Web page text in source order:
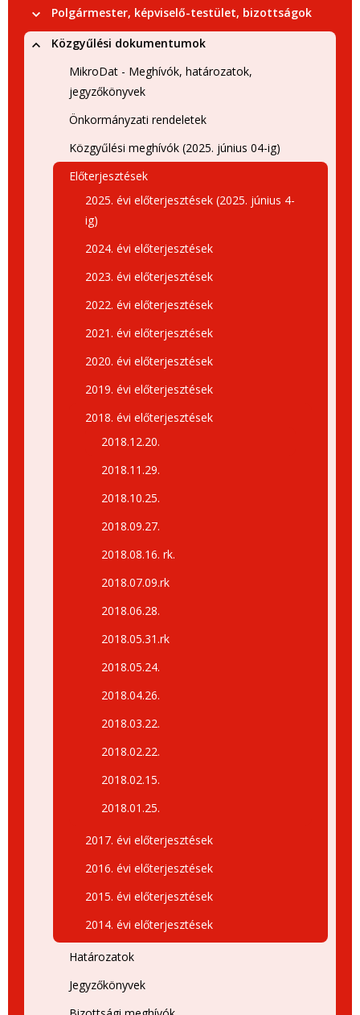
Polgármester, képviselő-testület, bizottságok
Közgyűlési dokumentumok
MikroDat - Meghívók, határozatok,
jegyzőkönyvek
Önkormányzati rendeletek
Közgyűlési meghívók (2025. június 04-ig)
Előterjesztések
2025. évi előterjesztések (2025. június 4-
ig)
2024. évi előterjesztések
2023. évi előterjesztések
2022. évi előterjesztések
2021. évi előterjesztések
2020. évi előterjesztések
2019. évi előterjesztések
2018. évi előterjesztések
2018.12.20.
2018.11.29.
2018.10.25.
2018.09.27.
2018.08.16. rk.
2018.07.09.rk
2018.06.28.
2018.05.31.rk
2018.05.24.
2018.04.26.
2018.03.22.
2018.02.22.
2018.02.15.
2018.01.25.
2017. évi előterjesztések
2016. évi előterjesztések
2015. évi előterjesztések
2014. évi előterjesztések
Határozatok
Jegyzőkönyvek